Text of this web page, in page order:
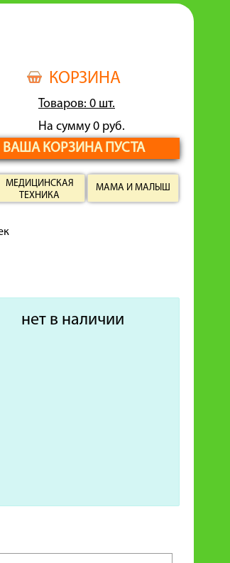
КОРЗИНА
Товаров: 0 шт.
На сумму 0 руб.
ВАША КОРЗИНА ПУСТА
МЕДИЦИНСКАЯ
ТЕХНИКА
МАМА И МАЛЫШ
нет в наличии